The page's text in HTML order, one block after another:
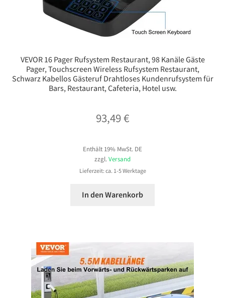
VEVOR 16 Pager Rufsystem Restaurant, 98 Kanäle Gäste
Pager, Touchscreen Wireless Rufsystem Restaurant,
Schwarz Kabellos Gästeruf Drahtloses Kundenrufsystem für
Bars, Restaurant, Cafeteria, Hotel usw.
93,49€
Enthält 19% MwSt. DE
zzgl. Versand
Lieferzeit: ca. 1-5 Werktage
In den Warenkorb